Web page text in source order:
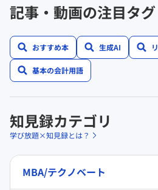
記事・動画の注目タグ
おすすめ本 生成AI
基本の会計用語
知見録カテゴリ
学び放題×知見録とは？
MBA/テクノベート